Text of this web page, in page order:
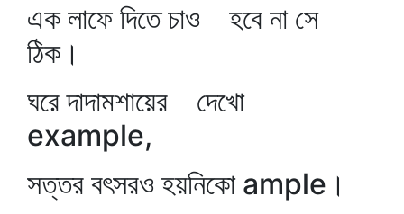
এক লাফে দিতে চাও হবে না সে
ঠিক।
ঘরে দাদামশায়ের দেখো
example,
সত্তর বৎসরও হয়নিকো ample।